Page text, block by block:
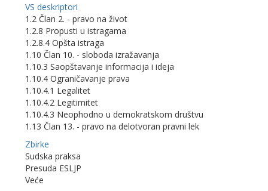
VS deskriptori
1.2 Član 2. - pravo na život
1.2.8 Propusti u istragama
1.2.8.4 Opšta istraga
1.10 Član 10. - sloboda izražavanja
1.10.3 Saopštavanje informacija i ideja
1.10.4 Ograničavanje prava
1.10.4.1 Legalitet
1.10.4.2 Legitimitet
1.10.4.3 Neophodno u demokratskom društvu
1.13 Član 13. - pravo na delotvoran pravni lek
Zbirke
Sudska praksa
Presuda ESLJP
Veće